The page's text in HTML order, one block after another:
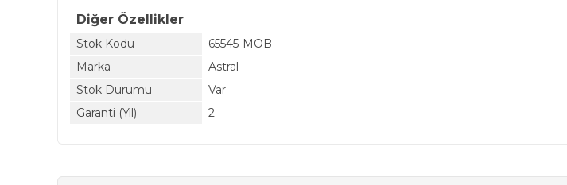
Diğer Özellikler
Stok Kodu
65545-MOB
Marka
Astral
Stok Durumu
Var
Garanti (Yıl)
2